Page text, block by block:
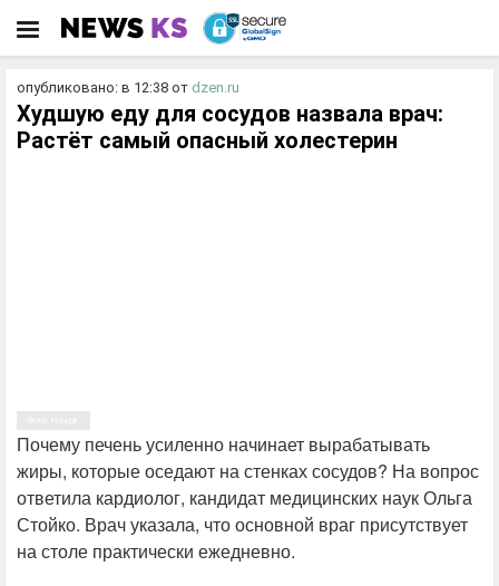
опубликовано: в 12:38 от dzen.ru
Худшую еду для сосудов назвала врач:
Растёт самый опасный холестерин
Почему печень усиленно начинает вырабатывать
жиры, которые оседают на стенках сосудов? На вопрос
ответила кардиолог, кандидат медицинских наук Ольга
Стойко. Врач указала, что основной враг присутствует
на столе практически ежедневно.